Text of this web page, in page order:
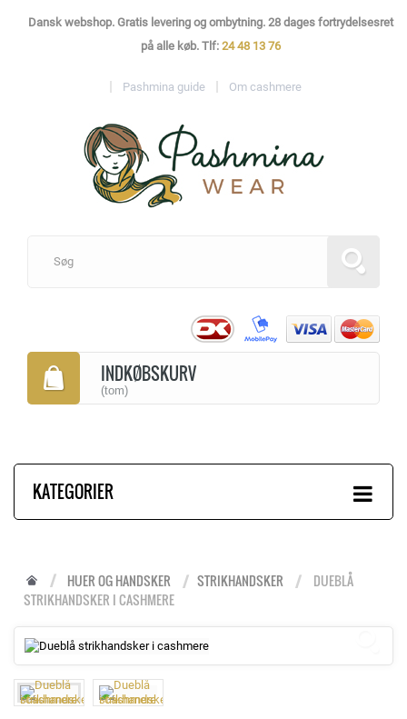
Dansk webshop. Gratis levering og ombytning. 28 dages fortrydelsesret
på alle køb. Tlf: 24 48 13 76
Pashmina guide Om cashmere
INDKØBSKURV
(tom)
KATEGORIER
HUER OG HANDSKER STRIKHANDSKER
DUEBLÅ
STRIKHANDSKER I CASHMERE